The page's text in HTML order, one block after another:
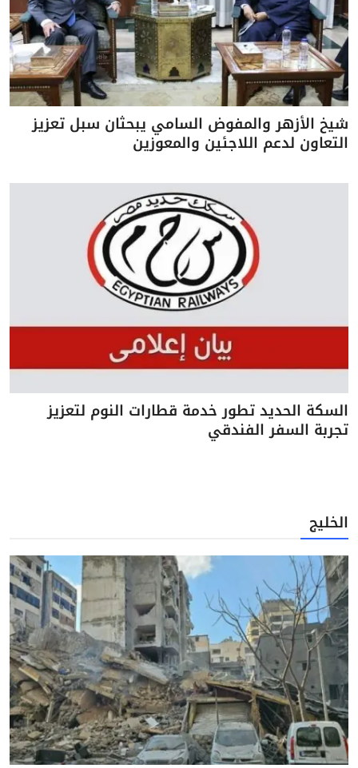
شيخ الأزهر والمفوض السامي يبحثان سبل تعزيز
التعاون لدعم اللاجئين والمعوزين
السكة الحديد تطور خدمة قطارات النوم لتعزيز
تجربة السفر الفندقي
الخليج